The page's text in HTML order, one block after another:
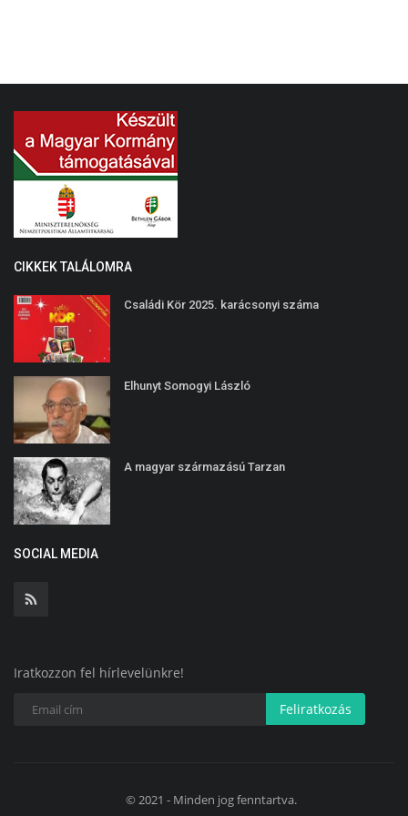
CIKKEK TALÁLOMRA
Családi Kör 2025. karácsonyi száma
Elhunyt Somogyi László
A magyar származású Tarzan
SOCIAL MEDIA
Iratkozzon fel hírlevelünkre!
Feliratkozás
© 2021 - Minden jog fenntartva.